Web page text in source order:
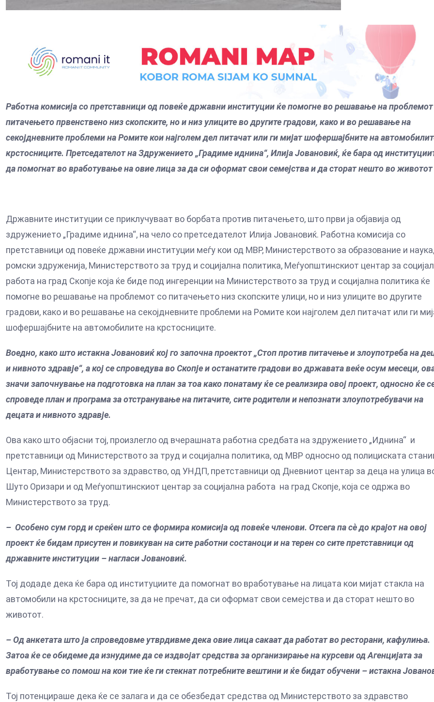
Работна комисија со претставници од повеќе државни институции ќе помогне во решавање на
питачењето првенствено низ скопските, но и низ улиците во другите градови, како и во решавање на
секојдневните проблеми на Ромите кои најголем дел питачат или ги мијат шофершајбните на
крстосниците. Претседателот на Здружението „Градиме иднина“, Илија Јовановиќ, ќе бара од
да помогнат во вработување на овие лица за да си оформат свои семејства и да сторат нешто во животот
Државните институции се приклучуваат во борбата против питачењето, што први ја објавија од
здружението „Градиме иднина“, на чело со претседателот Илија Јовановиќ. Работна комисија со
претставници од повеќе државни институции меѓу кои од МВР, Министерството за образование и наука,
ромски здруженија, Министерството за труд и социјална политика, Меѓуопштинскиот центар за
работа на град Скопје која ќе биде под ингеренции на Министерството за труд и социјална политика ќе
помогне во решавање на проблемот со питачењето низ скопските улици, но и низ улиците во другите
градови, како и во решавање на секојдневните проблеми на Ромите кои најголем дел питачат или ги
шофершајбните на автомобилите на крстосниците.
Воедно, како што истакна Јовановиќ кој го започна проектот „Стоп против питачење и злоупотреба на
и нивното здравје“, а кој се спроведува во Скопје и останатите градови во државата веќе осум месеци,
значи започнување на подготовка на план за тоа како понатаму ќе се реализира овој проект, односно ќе
спроведе план и програма за отстранување на питачите, сите родители и непознати злоупотребувачи на
децата и нивното здравје.
Ова како што објасни тој, произлегло од вчерашната работна средбата на здружението „Иднина“ и
претставници од Министерството за труд и социјална политика, од МВР односно од полициската
Центар, Министерството за здравство, од УНДП, претставници од Дневниот центар за деца на улица
Шуто Оризари и од Меѓуопштинскиот центар за социјална работа на град Скопје, која се одржа во
Министерството за труд.
– Особено сум горд и среќен што се формира комисија од повеќе членови. Отсега па сè до крајот на овој
проект ќе бидам присутен и повикуван на сите работни состаноци и на терен со сите претставници од
државните институции – нагласи Јовановиќ.
Тој додаде дека ќе бара од институциите да помогнат во вработување на лицата кои мијат стакла на
автомобили на крстосниците, за да не пречат, да си оформат свои семејства и да сторат нешто во
животот.
– Од анкетата што ја спроведовме утврдивме дека овие лица сакаат да работат во ресторани, кафулиња.
Затоа ќе се обидеме да изнудиме да се издвојат средства за организирање на курсеви од Агенцијата за
вработување со помош на кои тие ќе ги стекнат потребните вештини и ќе бидат обучени – истакна
Тој потенцираше дека ќе се залага и да се обезбедат средства од Министерството за здравство